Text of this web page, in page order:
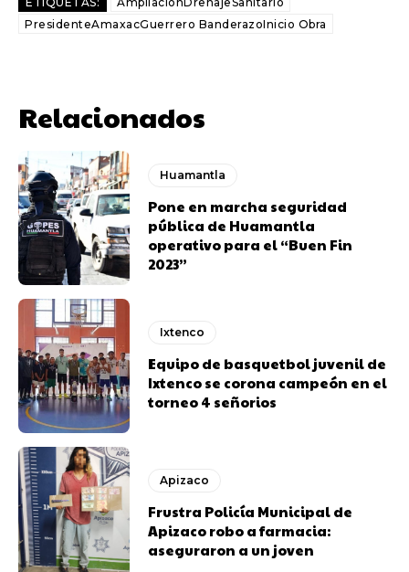
PresidenteAmaxacGuerrero BanderazoInicio Obra
Relacionados
Huamantla
Pone en marcha seguridad
pública de Huamantla
operativo para el “Buen Fin
2023”
Ixtenco
Equipo de basquetbol juvenil de
Ixtenco se corona campeón en el
torneo 4 señorios
Apizaco
Frustra Policía Municipal de
Apizaco robo a farmacia:
aseguraron a un joven